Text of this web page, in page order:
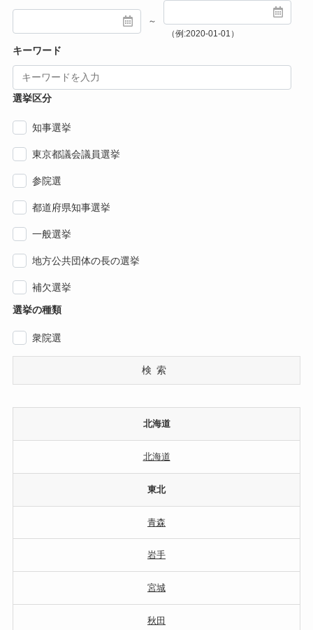
～
（例:2020-01-01）
キーワード
選挙区分
知事選挙
東京都議会議員選挙
参院選
都道府県知事選挙
一般選挙
地方公共団体の長の選挙
補欠選挙
選挙の種類
衆院選
検索
北海道
北海道
東北
青森
岩手
宮城
秋田